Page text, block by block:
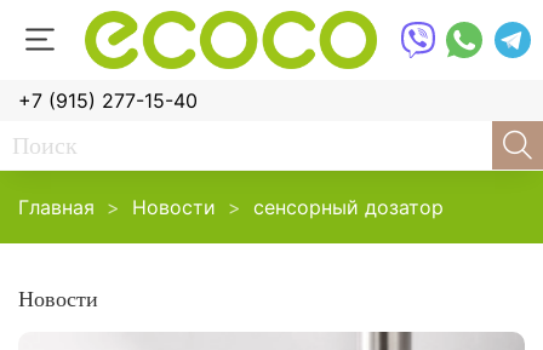
+7 (915) 277-15-40
Главная Новости сенсорный дозатор
Новости